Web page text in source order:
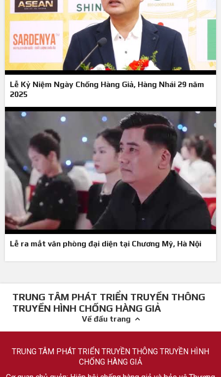
Lễ Kỷ Niệm Ngày Chống Hàng Giả, Hàng Nhái 29 năm
2025
Lễ ra mắt văn phòng đại diện tại Chương Mỹ, Hà Nội
TRUNG TÂM PHÁT TRIỂN TRUYỀN THÔNG
TRUYỀN HÌNH CHỐNG HÀNG GIẢ
Về đầu trang
TRUNG TÂM PHÁT TRIỂN TRUYỀN THÔNG TRUYỀN HÌNH
CHỐNG HÀNG GIẢ